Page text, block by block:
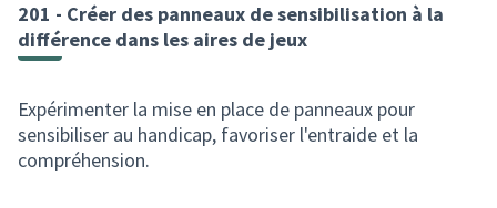
201 - Créer des panneaux de sensibilisation à la
différence dans les aires de jeux
Expérimenter la mise en place de panneaux pour
sensibiliser au handicap, favoriser l'entraide et la
compréhension.